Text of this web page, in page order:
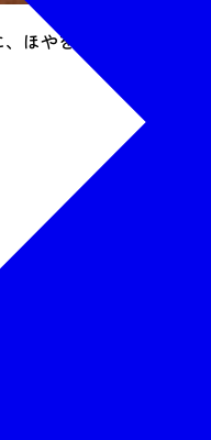
やをはじめとした海